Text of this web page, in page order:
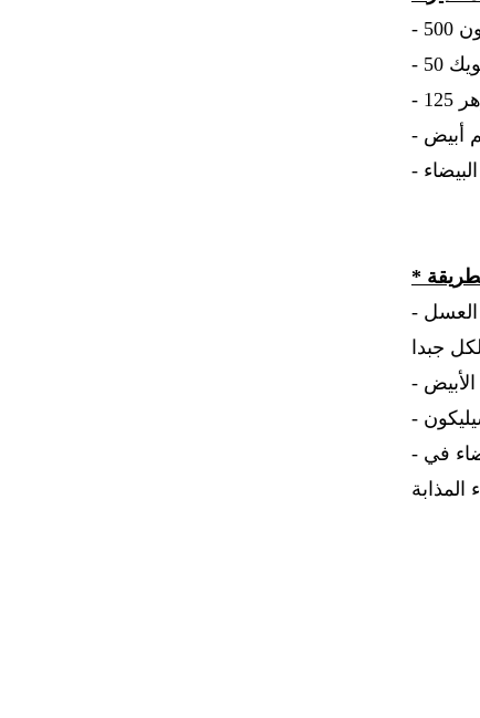
- في إناء يخلط الفول السوداني مع بودرة الشوكوﻻتة " نسكويك ". نضيف العسل
- يزال البوتي فور من قالب السيليكون ثم تلصق حبيبات الشوكوﻻتة البيضاء في